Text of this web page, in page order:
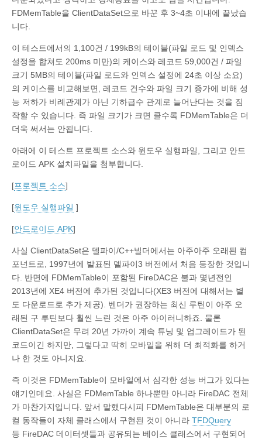
FDMemTable을 ClientDataSet으로 바꾼 후 3~4초 이내에 끝났습
니다.
이 테스트에서의 1,100건 / 199kB의 테이블(파일 로드 및 인덱스
설정을 합쳐도 200ms 미만)의 케이스와 레코드 59,000건 / 파일
크기 5MB의 테이블(파일 로드와 인덱스 설정에 24초 이상 소요)
의 케이스를 비교해보면, 레코드 건수와 파일 크기 증가에 비해 성
능 저하가 비례관계가 아닌 기하급수 관계로 늘어난다는 것을 짐
작할 수 있습니다. 즉 파일 크기가 크면 클수록 FDMemTable은 더
더욱 써서는 안됩니다.
아래에 이 테스트 프로젝트 소스와 윈도우 실행파일, 그리고 안드
로이드 APK 설치파일을 첨부합니다.
[프로젝트 소스]
[윈도우 실행파일 ]
[안드로이드 APK]
사실 ClientDataSet은 델파이/C++빌더에서는 아주아주 오래된 컴
포넌트로, 1997년에 발표된 델파이3 버전에서 처음 등장한 것입니
다. 반면에 FDMemTable이 포함된 FireDAC은 불과 몇년전인
2013년에 XE4 버전에 추가된 것입니다(XE3 버전에 대해서는 별
도 다운로드로 추가 제공). 벤더가 권장하는 최신 루틴이 아주 오
래된 구 루틴보다 훨씬 느린 것은 아주 아이러니하죠. 물론
ClientDataSet은 무려 20년 가까이 계속 튜닝 및 업그레이드가 된
코드이긴 하지만, 그렇다고 딱히 모바일을 위해 더 최적화를 하거
나 한 것도 아니지요.
즉 이것은 FDMemTable이 모바일에서 심각한 성능 버그가 있다는
얘기인데요. 사실은 FDMemTable 하나뿐만 아니라 FireDAC 전체
가 마찬가지입니다. 앞서 말했다시피 FDMemTable은 대부분의 로
컬 동작들이 자체 클래스에서 구현된 것이 아니라 TFDQuery
등 FireDAC 데이터셋들과 공유되는 베이스 클래스에서 구현되어